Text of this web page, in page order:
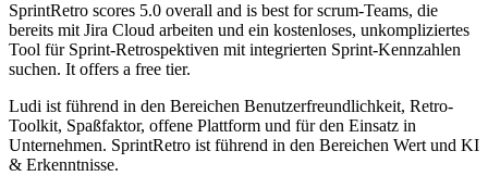
SprintRetro scores 5.0 overall and is best for scrum-Teams, die
bereits mit Jira Cloud arbeiten und ein kostenloses, unkompliziertes
Tool für Sprint-Retrospektiven mit integrierten Sprint-Kennzahlen
suchen. It offers a free tier.
Ludi ist führend in den Bereichen Benutzerfreundlichkeit, Retro-
Toolkit, Spaßfaktor, offene Plattform und für den Einsatz in
Unternehmen. SprintRetro ist führend in den Bereichen Wert und KI
& Erkenntnisse.